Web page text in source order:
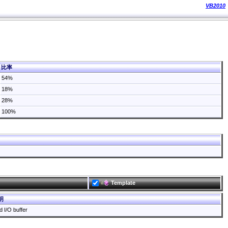
VB2010
比率
54%
18%
28%
100%
Template
I/O buffer